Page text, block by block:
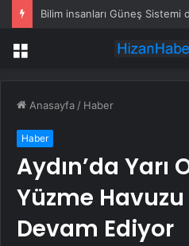
Menü
Anasayfa / Haber
Haber
Aydın’da Yarı
Yüzme Havuzu
Devam Ediyor